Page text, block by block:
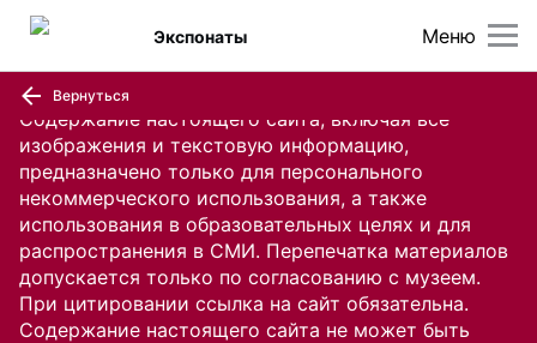
Содержание настоящего сайта, включая все
изображения и текстовую информацию,
предназначено только для персонального
некоммерческого использования, а также
использования в образовательных целях и для
распространения в СМИ. Перепечатка материалов
допускается только по согласованию с музеем.
При цитировании ссылка на сайт обязательна.
Содержание настоящего сайта не может быть
Меню
Экспонаты
Вернуться